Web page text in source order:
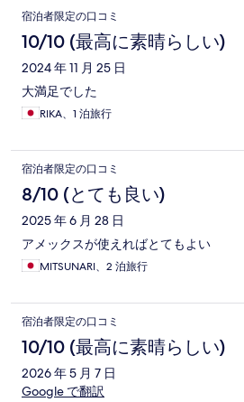
宿泊者限定の口コミ
10/10 (最高に素晴らしい)
2024 年 11 月 25 日
大満足でした
RIKA、1 泊旅行
宿泊者限定の口コミ
8/10 (とても良い)
2025 年 6 月 28 日
アメックスが使えればとてもよい
MITSUNARI、2 泊旅行
宿泊者限定の口コミ
10/10 (最高に素晴らしい)
2026 年 5 月 7 日
Google で翻訳